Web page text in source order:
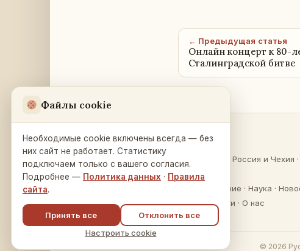
← Предыдущая статья
Онлайн концерт к 80-
Сталинградской битве
Русский Дом
в Праге
Na Zátorce 16
Разделы
Россия и Чехия ·
Культура
Образование · Наука ·
Публикации · О нас
© 2026
Файлы cookie
Необходимые cookie включены всегда — без
них сайт не работает. Статистику
подключаем только с вашего согласия.
Подробнее — Политика данных · Правила
сайта.
Принять все
Отклонить все
Настроить cookie